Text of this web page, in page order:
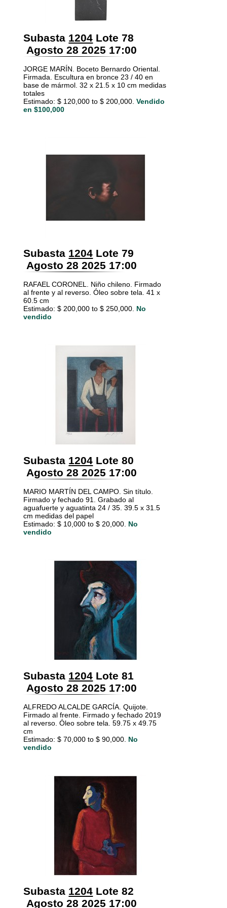
Subasta 1204 Lote 78
Agosto 28 2025 17:00
JORGE MARÍN. Boceto Bernardo Oriental.
Firmada. Escultura en bronce 23 / 40 en
base de mármol. 32 x 21.5 x 10 cm medidas
totales
Estimado: $ 120,000 to $ 200,000. Vendido
en $100,000
Subasta 1204 Lote 79
Agosto 28 2025 17:00
RAFAEL CORONEL. Niño chileno. Firmado
al frente y al reverso. Óleo sobre tela. 41 x
60.5 cm
Estimado: $ 200,000 to $ 250,000. No
vendido
Subasta 1204 Lote 80
Agosto 28 2025 17:00
MARIO MARTÍN DEL CAMPO. Sin título.
Firmado y fechado 91. Grabado al
aguafuerte y aguatinta 24 / 35. 39.5 x 31.5
cm medidas del papel
Estimado: $ 10,000 to $ 20,000. No
vendido
Subasta 1204 Lote 81
Agosto 28 2025 17:00
ALFREDO ALCALDE GARCÍA. Quijote.
Firmado al frente. Firmado y fechado 2019
al reverso. Óleo sobre tela. 59.75 x 49.75
cm
Estimado: $ 70,000 to $ 90,000. No
vendido
Subasta 1204 Lote 82
Agosto 28 2025 17:00